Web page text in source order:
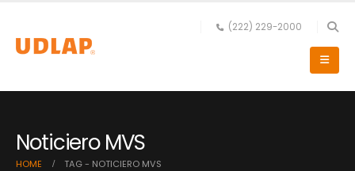
(222) 229-2000
Noticiero MVS
HOME TAG - NOTICIERO MVS